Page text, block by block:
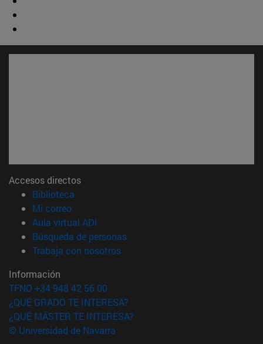
Accesos directos
Biblioteca
Mi correo(abre en nueva ventana)
Aula virtual ADI
Búsqueda de personas(abre en nueva ventana)
Trabaja con nosotros(abre en nueva ventana)
Información
TFNO +34 948 42 56 00
¿QUÉ GRADO TE INTERESA?
¿QUÉ MÁSTER TE INTERESA?
© Universidad de Navarra